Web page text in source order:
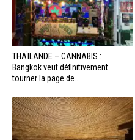
THAÏLANDE – CANNABIS :
Bangkok veut définitivement
tourner la page de...